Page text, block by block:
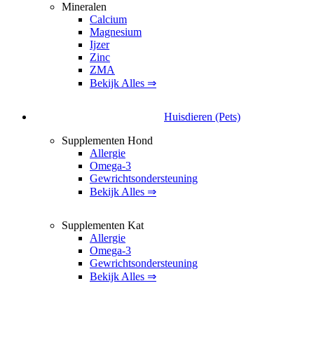
Mineralen
Calcium
Magnesium
Ijzer
Zinc
ZMA
Bekijk Alles ⇒
Huisdieren (Pets)
Supplementen Hond
Allergie
Omega-3
Gewrichtsondersteuning
Bekijk Alles ⇒
Supplementen Kat
Allergie
Omega-3
Gewrichtsondersteuning
Bekijk Alles ⇒